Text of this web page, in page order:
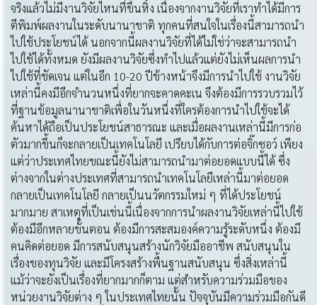
จริงแล้วไม่มีงานวิจัยไหนที่ขึ้นหิ้ง เนื่องจากงานวิจัยที่เราทำได้มีการ
ตีพิมพ์ผลงานในระดับนานาชาติ ทุกคนที่สนใจในเรื่องนี้สามารถนำ
ไปใช้ประโยชน์ได้ นอกจากนี้ผลงานวิจัยที่ได้ไม่ใช่ว่าจะสามารถนำ
ไปใช้ได้ทั้งหมด ยังมีผลงานวิจัยซึ่งทำไปแล้วแต่ยังไม่เห็นผลการนำ
ไปใช้ที่ชัดเจน แต่ในอีก 10-20 ปีข้างหน้าจึงมีการนำไปใช้ งานวิจัย
เหล่านี้คงมีอีกจำนวนหนึ่งที่ยากจะคาดคะเน จึงต้องมีการรวบรวมไว้
ที่ฐานข้อมูลนานาชาติเพื่อในวันหนึ่งที่ใครต้องการนำไปใช้จะได้
ค้นหาได้ถือเป็นประโยชน์สาธารณะ และเมื่อผลงานเหล่านี้มีการก่อ
ตัวมากขึ้นก็จะกลายเป็นเทคโนโลยี เปรียบได้กับการต่อจิ๊กซอว์ เพียง
แต่ว่าประเทศไทยขณะนี้ยังไม่สามารถนำมาต่อยอดแบบนี้ได้ ซึ่ง
ต่างจากในต่างประเทศที่สามารถนำเทคโนโลยีเหล่านี้มาต่อยอด
กลายเป็นเทคโนโลยี กลายเป็นนวัตกรรมใหม่ ๆ ที่ได้ประโยชน์
มากมาย สาเหตุที่เป็นเช่นนี้เนื่องจากการนำผลงานวิจัยเหล่านี้ไปใช้
ต้องมีอีกหลายขั้นตอน ต้องมีการสะสมองค์ความรู้ระดับหนึ่ง ต้องมี
คนคิดต่อยอด มีการสนับสนุนสร้างนักวิจัยมืออาชีพ สนับสนุนใน
เรื่องของทุนวิจัย และมีโครงสร้างพื้นฐานสนับสนุน ซึ่งสิ่งเหล่านี้
แม้ว่าจะยังเป็นเรื่องที่ยากมากก็ตาม แต่สำหรับความร่วมมือของ
หน่วยงานวิจัยต่าง ๆ ในประเทศไทยนั้น ปัจจุบันมีความร่วมมือกันดี